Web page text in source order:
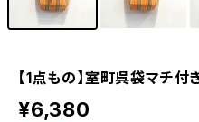
【1点もの】室町呉袋マチ
¥6,380